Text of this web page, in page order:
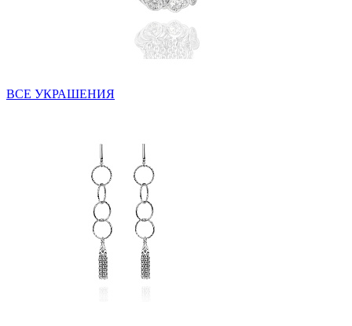
ВСЕ УКРАШЕНИЯ